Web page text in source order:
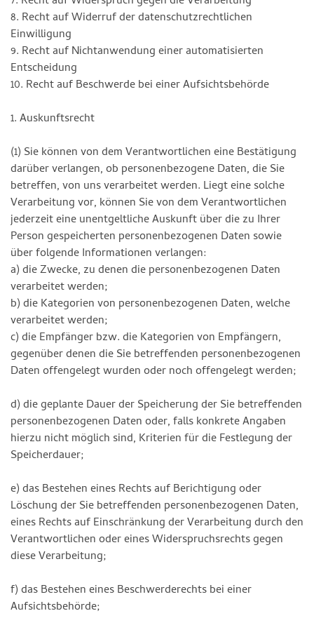
8. Recht auf Widerruf der datenschutzrechtlichen
Einwilligung
9. Recht auf Nichtanwendung einer automatisierten
Entscheidung
10. Recht auf Beschwerde bei einer Aufsichtsbehörde
1. Auskunftsrecht
(1) Sie können von dem Verantwortlichen eine Bestätigung
darüber verlangen, ob personenbezogene Daten, die Sie
betreffen, von uns verarbeitet werden. Liegt eine solche
Verarbeitung vor, können Sie von dem Verantwortlichen
jederzeit eine unentgeltliche Auskunft über die zu Ihrer
Person gespeicherten personenbezogenen Daten sowie
über folgende Informationen verlangen:
a) die Zwecke, zu denen die personenbezogenen Daten
verarbeitet werden;
b) die Kategorien von personenbezogenen Daten, welche
verarbeitet werden;
c) die Empfänger bzw. die Kategorien von Empfängern,
gegenüber denen die Sie betreffenden personenbezogenen
Daten offengelegt wurden oder noch offengelegt werden;
d) die geplante Dauer der Speicherung der Sie betreffenden
personenbezogenen Daten oder, falls konkrete Angaben
hierzu nicht möglich sind, Kriterien für die Festlegung der
Speicherdauer;
e) das Bestehen eines Rechts auf Berichtigung oder
Löschung der Sie betreffenden personenbezogenen Daten,
eines Rechts auf Einschränkung der Verarbeitung durch den
Verantwortlichen oder eines Widerspruchsrechts gegen
diese Verarbeitung;
f) das Bestehen eines Beschwerderechts bei einer
Aufsichtsbehörde;